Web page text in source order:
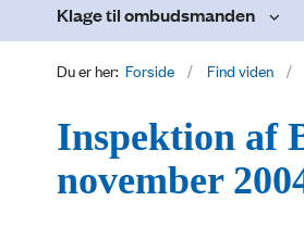
Klage til ombudsmanden
Du er her: Forside Find viden
Inspektion af
november